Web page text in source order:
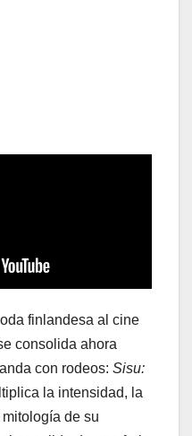
finlandesa al cine
consolida ahora
con rodeos: Sisu:
la intensidad, la
de su